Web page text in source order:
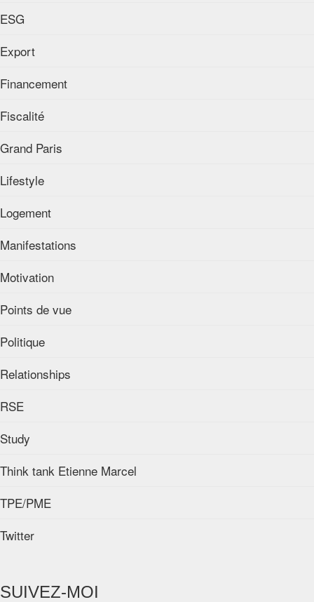
ESG
Export
Financement
Fiscalité
Grand Paris
Lifestyle
Logement
Manifestations
Motivation
Points de vue
Politique
Relationships
RSE
Study
Think tank Etienne Marcel
TPE/PME
Twitter
SUIVEZ-MOI